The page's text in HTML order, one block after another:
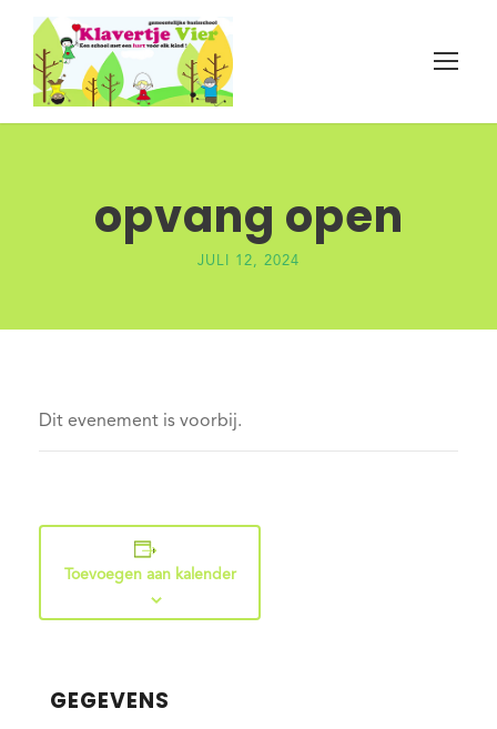
opvang open
JULI 12, 2024
Dit evenement is voorbij.
Toevoegen aan kalender
GEGEVENS